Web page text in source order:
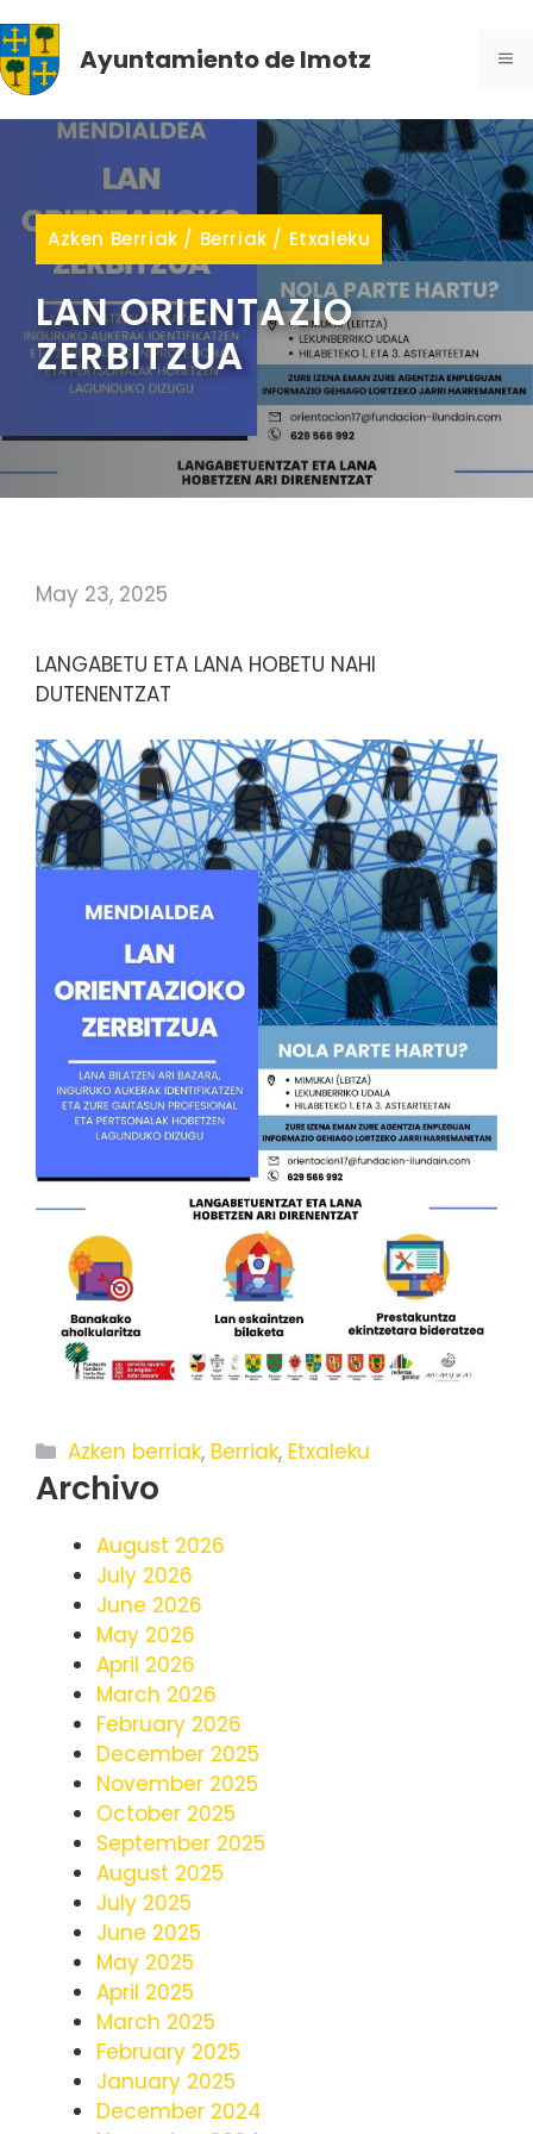
to
contentAyuntamiento de Imotz
Azken Berriak / Berriak / Etxaleku
LAN ORIENTAZIO
ZERBITZUA
May 23, 2025
LANGABETU ETA LANA HOBETU NAHI
DUTENENTZAT
Categories
Azken berriak, Berriak, Etxaleku
Archivo
August 2026
July 2026
June 2026
May 2026
April 2026
March 2026
February 2026
December 2025
November 2025
October 2025
September 2025
August 2025
July 2025
June 2025
May 2025
April 2025
March 2025
February 2025
January 2025
December 2024